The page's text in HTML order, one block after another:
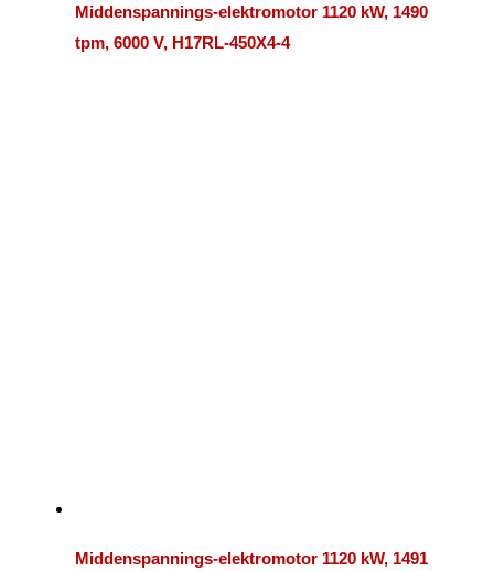
Middenspannings-elektromotor 1120 kW, 1490
tpm, 6000 V, H17RL-450X4-4
Middenspannings-elektromotor 1120 kW, 1491